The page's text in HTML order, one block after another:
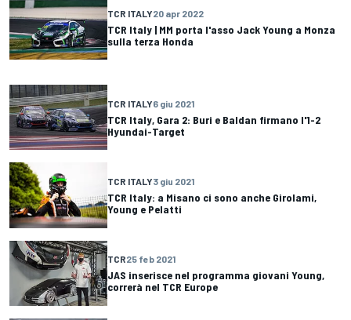
TCR ITALY20 apr 2022
TCR Italy | MM porta l'asso Jack Young a Monza
sulla terza Honda
TCR ITALY6 giu 2021
TCR Italy, Gara 2: Buri e Baldan firmano l'1-2
Hyundai-Target
TCR ITALY3 giu 2021
TCR Italy: a Misano ci sono anche Girolami,
Young e Pelatti
TCR25 feb 2021
JAS inserisce nel programma giovani Young,
correrà nel TCR Europe